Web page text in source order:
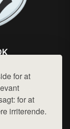
for at
for at
irriterende.
privatlivspolitik